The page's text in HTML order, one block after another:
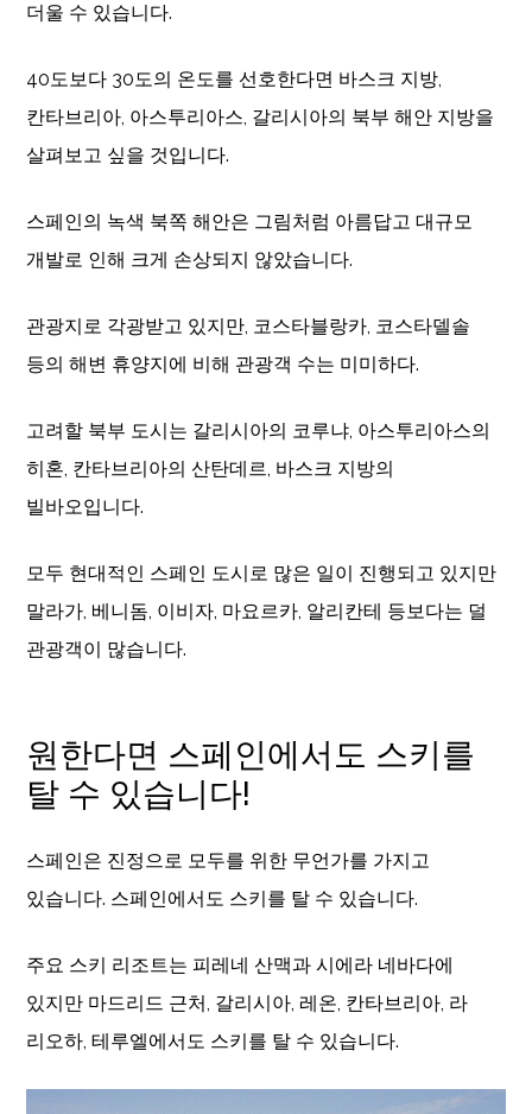
더울 수 있습니다.
40도보다 30도의 온도를 선호한다면 바스크 지방,
칸타브리아, 아스투리아스, 갈리시아의 북부 해안 지방을
살펴보고 싶을 것입니다.
스페인의 녹색 북쪽 해안은 그림처럼 아름답고 대규모
개발로 인해 크게 손상되지 않았습니다.
관광지로 각광받고 있지만, 코스타블랑카, 코스타델솔
등의 해변 휴양지에 비해 관광객 수는 미미하다.
고려할 북부 도시는 갈리시아의 코루냐, 아스투리아스의
히혼, 칸타브리아의 산탄데르, 바스크 지방의
빌바오입니다.
모두 현대적인 스페인 도시로 많은 일이 진행되고 있지만
말라가, 베니돔, 이비자, 마요르카, 알리칸테 등보다는 덜
관광객이 많습니다.
원한다면 스페인에서도 스키를
탈 수 있습니다!
스페인은 진정으로 모두를 위한 무언가를 가지고
있습니다. 스페인에서도 스키를 탈 수 있습니다.
주요 스키 리조트는 피레네 산맥과 시에라 네바다에
있지만 마드리드 근처, 갈리시아, 레온, 칸타브리아, 라
리오하, 테루엘에서도 스키를 탈 수 있습니다.